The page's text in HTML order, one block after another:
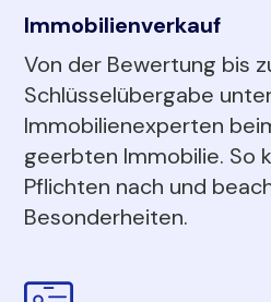
Immobilienverkauf
Von der Bewertung bis
Schlüsselübergabe
Immobilienexperten
geerbten Immobilie. So
Pflichten nach und
Besonderheiten.